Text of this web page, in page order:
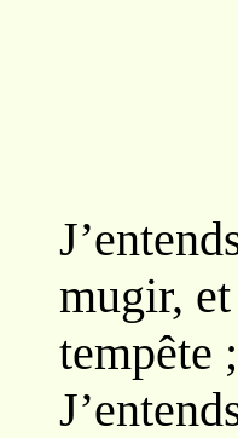
mugir,
tempête ;